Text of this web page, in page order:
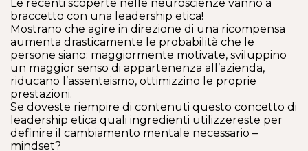
Le recenti scoperte nelle neuroscienze vanno a
braccetto con una leadership etica!
Mostrano che agire in direzione di una ricompensa
aumenta drasticamente le probabilità che le
persone siano: maggiormente motivate, sviluppino
un maggior senso di appartenenza all’azienda,
riducano l’assenteismo, ottimizzino le proprie
prestazioni.
Se doveste riempire di contenuti questo concetto di
leadership etica quali ingredienti utilizzereste per
definire il cambiamento mentale necessario –
mindset?